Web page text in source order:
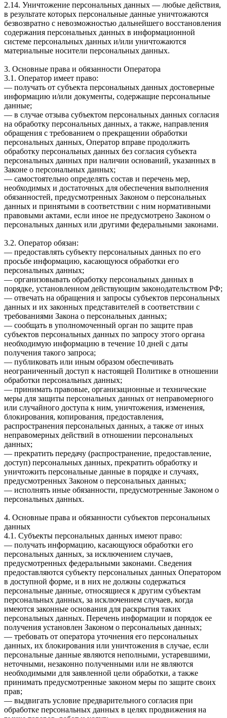
2.14. Уничтожение персональных данных — любые действия,
в результате которых персональные данные уничтожаются
безвозвратно с невозможностью дальнейшего восстановления
содержания персональных данных в информационной
системе персональных данных и/или уничтожаются
материальные носители персональных данных.
3. Основные права и обязанности Оператора
3.1. Оператор имеет право:
— получать от субъекта персональных данных достоверные
информацию и/или документы, содержащие персональные
данные;
— в случае отзыва субъектом персональных данных согласия
на обработку персональных данных, а также, направления
обращения с требованием о прекращении обработки
персональных данных, Оператор вправе продолжить
обработку персональных данных без согласия субъекта
персональных данных при наличии оснований, указанных в
Законе о персональных данных;
— самостоятельно определять состав и перечень мер,
необходимых и достаточных для обеспечения выполнения
обязанностей, предусмотренных Законом о персональных
данных и принятыми в соответствии с ним нормативными
правовыми актами, если иное не предусмотрено Законом о
персональных данных или другими федеральными законами.
3.2. Оператор обязан:
— предоставлять субъекту персональных данных по его
просьбе информацию, касающуюся обработки его
персональных данных;
— организовывать обработку персональных данных в
порядке, установленном действующим законодательством РФ;
— отвечать на обращения и запросы субъектов персональных
данных и их законных представителей в соответствии с
требованиями Закона о персональных данных;
— сообщать в уполномоченный орган по защите прав
субъектов персональных данных по запросу этого органа
необходимую информацию в течение 10 дней с даты
получения такого запроса;
— публиковать или иным образом обеспечивать
неограниченный доступ к настоящей Политике в отношении
обработки персональных данных;
— принимать правовые, организационные и технические
меры для защиты персональных данных от неправомерного
или случайного доступа к ним, уничтожения, изменения,
блокирования, копирования, предоставления,
распространения персональных данных, а также от иных
неправомерных действий в отношении персональных
данных;
— прекратить передачу (распространение, предоставление,
доступ) персональных данных, прекратить обработку и
уничтожить персональные данные в порядке и случаях,
предусмотренных Законом о персональных данных;
— исполнять иные обязанности, предусмотренные Законом о
персональных данных.
4. Основные права и обязанности субъектов персональных
данных
4.1. Субъекты персональных данных имеют право:
— получать информацию, касающуюся обработки его
персональных данных, за исключением случаев,
предусмотренных федеральными законами. Сведения
предоставляются субъекту персональных данных Оператором
в доступной форме, и в них не должны содержаться
персональные данные, относящиеся к другим субъектам
персональных данных, за исключением случаев, когда
имеются законные основания для раскрытия таких
персональных данных. Перечень информации и порядок ее
получения установлен Законом о персональных данных;
— требовать от оператора уточнения его персональных
данных, их блокирования или уничтожения в случае, если
персональные данные являются неполными, устаревшими,
неточными, незаконно полученными или не являются
необходимыми для заявленной цели обработки, а также
принимать предусмотренные законом меры по защите своих
прав;
— выдвигать условие предварительного согласия при
обработке персональных данных в целях продвижения на